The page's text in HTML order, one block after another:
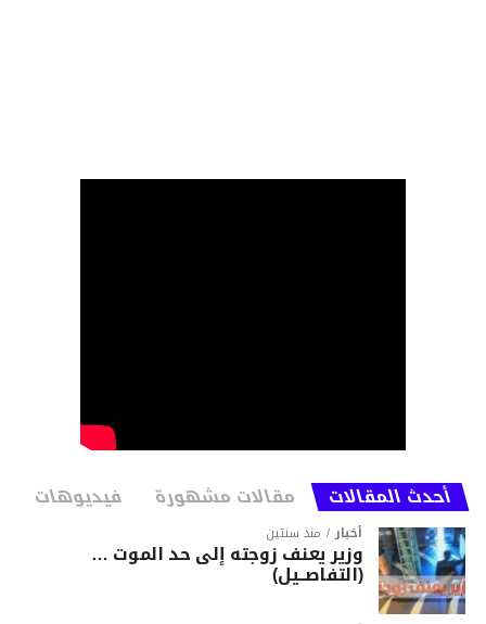
أحدث المقالات مقالات مشهورة فيديوهات
أخبار منذ سنتين
وزير يعنف زوجته إلى حد الموت …
(التفاصــيل)